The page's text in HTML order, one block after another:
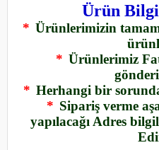
Ürün
* Ürünlerimizin
* Ürünlerimiz
* Herhangi bir
* Sipariş verme
yapılacağı Adres